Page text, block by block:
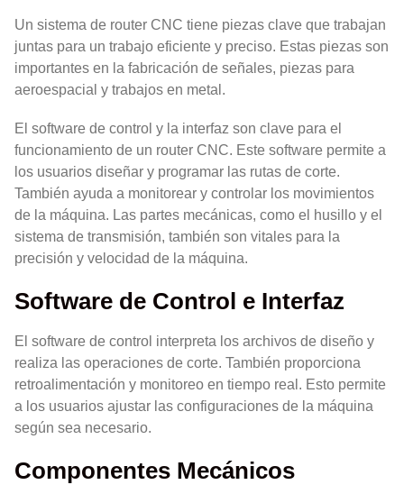
Un sistema de router CNC tiene piezas clave que trabajan
juntas para un trabajo eficiente y preciso. Estas piezas son
importantes en la fabricación de señales, piezas para
aeroespacial y trabajos en metal.
El software de control y la interfaz son clave para el
funcionamiento de un router CNC. Este software permite a
los usuarios diseñar y programar las rutas de corte.
También ayuda a monitorear y controlar los movimientos
de la máquina. Las partes mecánicas, como el husillo y el
sistema de transmisión, también son vitales para la
precisión y velocidad de la máquina.
Software de Control e Interfaz
El software de control interpreta los archivos de diseño y
realiza las operaciones de corte. También proporciona
retroalimentación y monitoreo en tiempo real. Esto permite
a los usuarios ajustar las configuraciones de la máquina
según sea necesario.
Componentes Mecánicos